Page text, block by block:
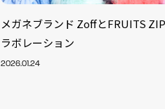
メガネブランド ZoffとFRUITS
ラボレーション
2026.01.24